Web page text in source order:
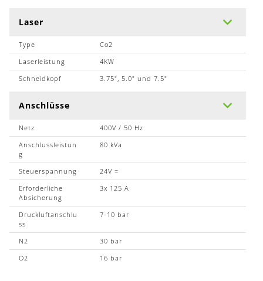
Laser
Type
Co2
Laserleistung
4KW
Schneidkopf
3.75", 5.0" und 7.5"
Anschlüsse
Netz
400V / 50 Hz
Anschlussleistun
g
80 kVa
Steuerspannung
24V =
Erforderliche
Absicherung
3x 125 A
Druckluftanschlu
ss
7-10 bar
N2
30 bar
O2
16 bar